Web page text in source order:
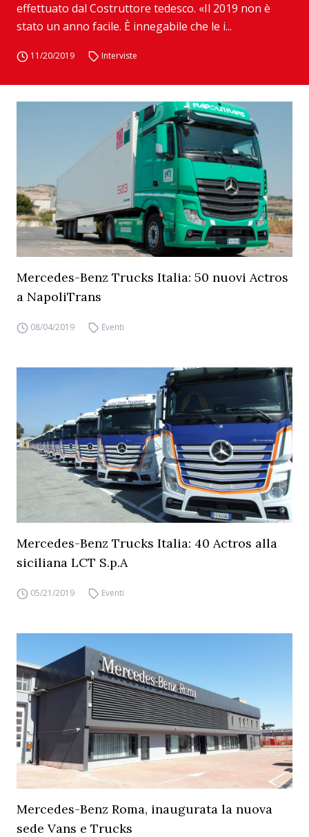
effettuato dal Costruttore tedesco. «Il 2019 non è
stato un anno facile. È innegabile che le i...
11/20/2019 Interviste
Mercedes-Benz Trucks Italia: 50 nuovi Actros
a NapoliTrans
08/04/2019 Eventi
Mercedes-Benz Trucks Italia: 40 Actros alla
siciliana LCT S.p.A
05/21/2019 Eventi
Mercedes-Benz Roma, inaugurata la nuova
sede Vans e Trucks